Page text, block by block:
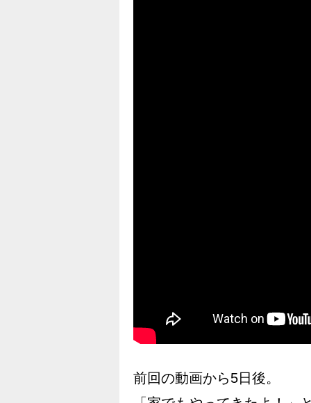
前回の動画から5日後。